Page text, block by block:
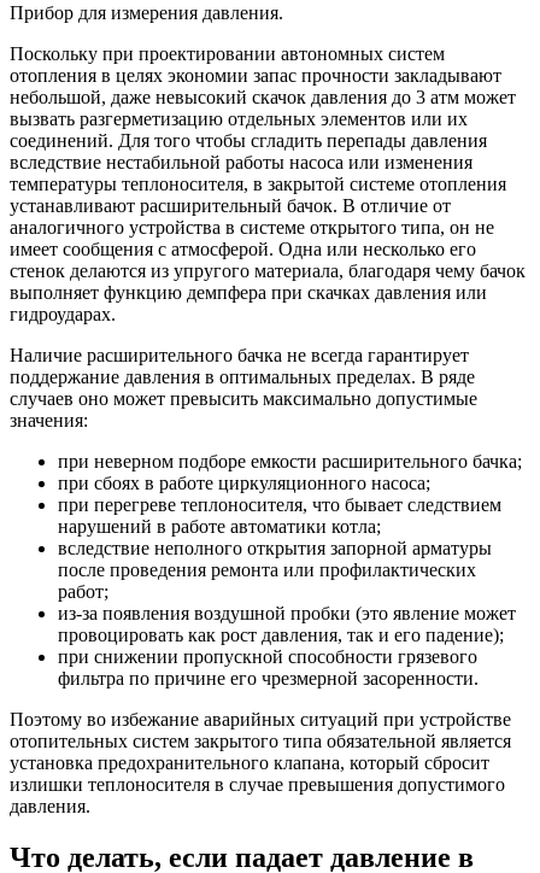
Прибор для измерения давления.
Поскольку при проектировании автономных систем
отопления в целях экономии запас прочности закладывают
небольшой, даже невысокий скачок давления до 3 атм может
вызвать разгерметизацию отдельных элементов или их
соединений. Для того чтобы сгладить перепады давления
вследствие нестабильной работы насоса или изменения
температуры теплоносителя, в закрытой системе отопления
устанавливают расширительный бачок. В отличие от
аналогичного устройства в системе открытого типа, он не
имеет сообщения с атмосферой. Одна или несколько его
стенок делаются из упругого материала, благодаря чему бачок
выполняет функцию демпфера при скачках давления или
гидроударах.
Наличие расширительного бачка не всегда гарантирует
поддержание давления в оптимальных пределах. В ряде
случаев оно может превысить максимально допустимые
значения:
при неверном подборе емкости расширительного бачка;
при сбоях в работе циркуляционного насоса;
при перегреве теплоносителя, что бывает следствием
нарушений в работе автоматики котла;
вследствие неполного открытия запорной арматуры
после проведения ремонта или профилактических
работ;
из-за появления воздушной пробки (это явление может
провоцировать как рост давления, так и его падение);
при снижении пропускной способности грязевого
фильтра по причине его чрезмерной засоренности.
Поэтому во избежание аварийных ситуаций при устройстве
отопительных систем закрытого типа обязательной является
установка предохранительного клапана, который сбросит
излишки теплоносителя в случае превышения допустимого
давления.
Что делать, если падает давление в